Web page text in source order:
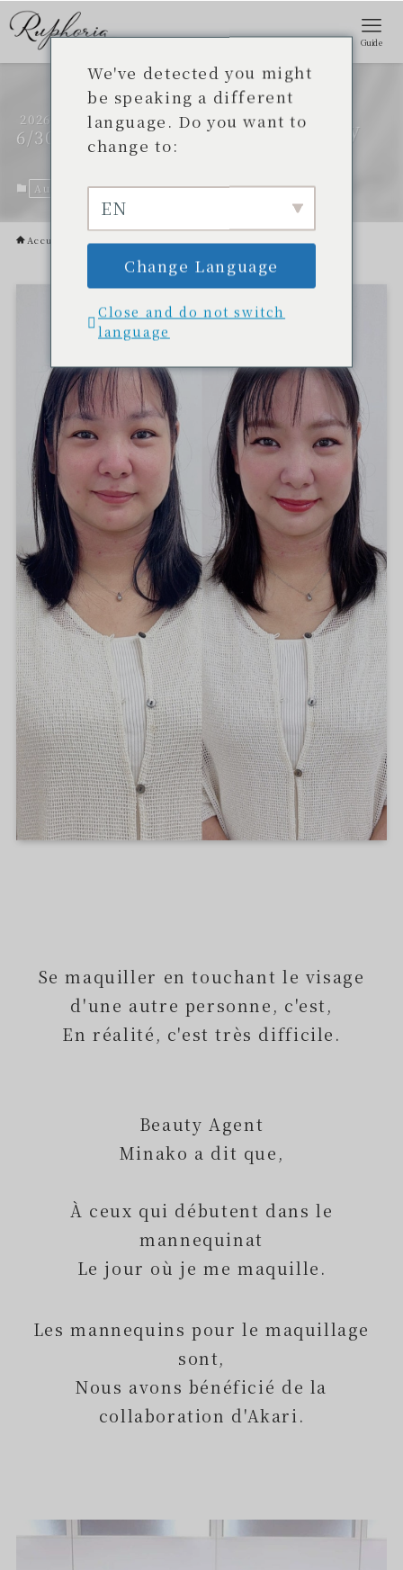
Guide
[Cours de maquillage à
Okinawa] Rufolia Beauty
Agent 14
2026
6/30
Autre. 30 juin 2026
Accueil Autre.
Se maquiller en touchant le visage
d'une autre personne, c'est,
En réalité, c'est très difficile.
Beauty Agent
Minako a dit que,
À ceux qui débutent dans le
mannequinat
Le jour où je me maquille.
Les mannequins pour le maquillage
sont,
Nous avons bénéficié de la
collaboration d'Akari.
We've detected you might
be speaking a different
language. Do you want to
change to:
EN
Change Language
Close and do not switch
language